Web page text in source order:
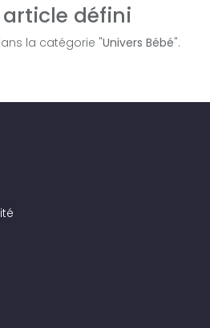
défini
la catégorie "Univers Bébé".